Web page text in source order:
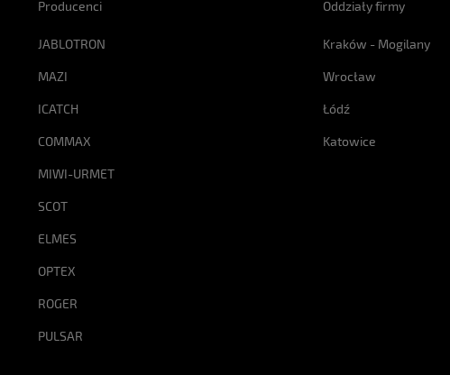
Producenci
JABLOTRON
MAZI
ICATCH
COMMAX
MIWI-URMET
SCOT
ELMES
OPTEX
ROGER
PULSAR
Oddziały firmy
Kraków - Mogilany
Wrocław
Łódź
Katowice